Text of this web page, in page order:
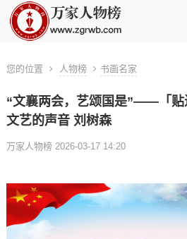
您的位置 人物榜 书画名家
“文襄两会，艺颂国是”——「贴
文艺的声音 刘树森
万家人物榜 2026-03-17 14:20